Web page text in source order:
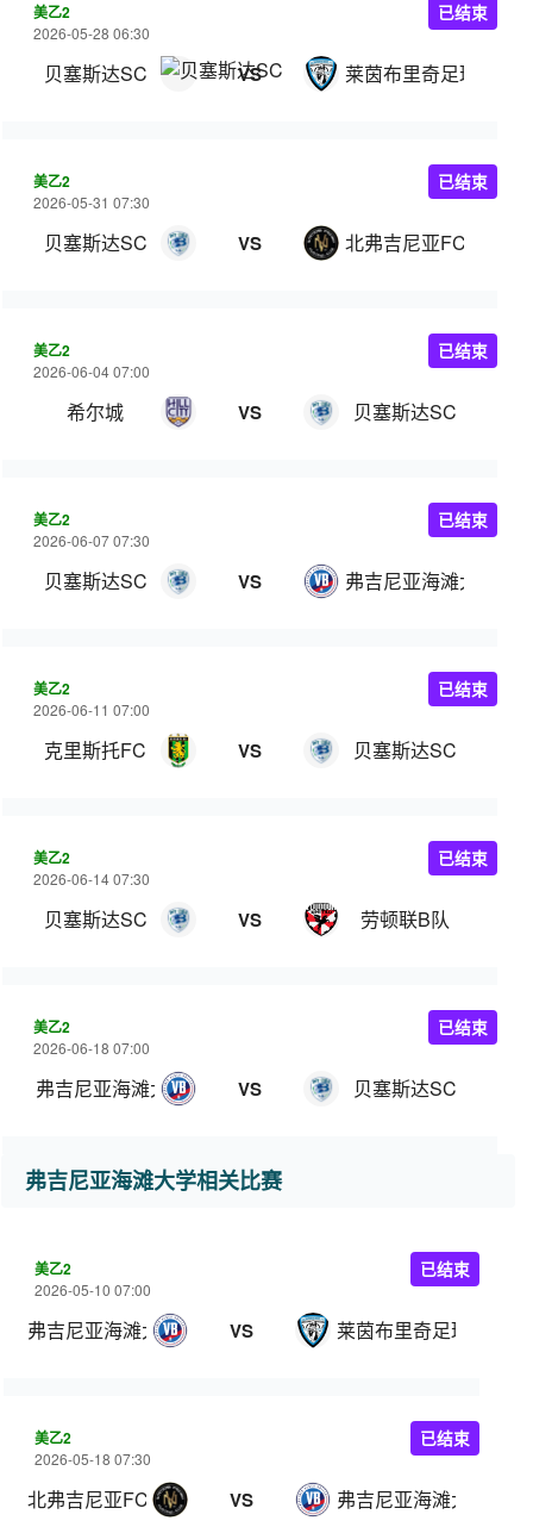
美乙2
2026-05-28 06:30
贝塞斯达SC VS 莱茵布里奇足球俱乐
已结束
美乙2
2026-05-31 07:30
贝塞斯达SC VS 北弗吉尼亚FC
已结束
美乙2
2026-06-04 07:00
希尔城 VS 贝塞斯达SC
已结束
美乙2
2026-06-07 07:30
贝塞斯达SC VS 弗吉尼亚海滩大学
已结束
美乙2
2026-06-11 07:00
克里斯托FC VS 贝塞斯达SC
已结束
美乙2
2026-06-14 07:30
贝塞斯达SC VS 劳顿联B队
已结束
美乙2
2026-06-18 07:00
弗吉尼亚海滩大学 VS 贝塞斯达SC
已结束
弗吉尼亚海滩大学相关比赛
美乙2
2026-05-10 07:00
弗吉尼亚海滩大学 VS 莱茵布里奇足球俱乐部
已结束
美乙2
2026-05-18 07:30
北弗吉尼亚FC VS 弗吉尼亚海滩大学
已结束